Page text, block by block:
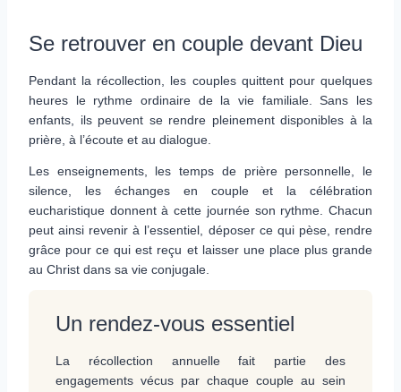
Se retrouver en couple devant Dieu
Pendant la récollection, les couples quittent pour quelques
heures le rythme ordinaire de la vie familiale. Sans les
enfants, ils peuvent se rendre pleinement disponibles à la
prière, à l’écoute et au dialogue.
Les enseignements, les temps de prière personnelle, le
silence, les échanges en couple et la célébration
eucharistique donnent à cette journée son rythme. Chacun
peut ainsi revenir à l’essentiel, déposer ce qui pèse, rendre
grâce pour ce qui est reçu et laisser une place plus grande
au Christ dans sa vie conjugale.
Un rendez-vous essentiel
La récollection annuelle fait partie des
engagements vécus par chaque couple au sein